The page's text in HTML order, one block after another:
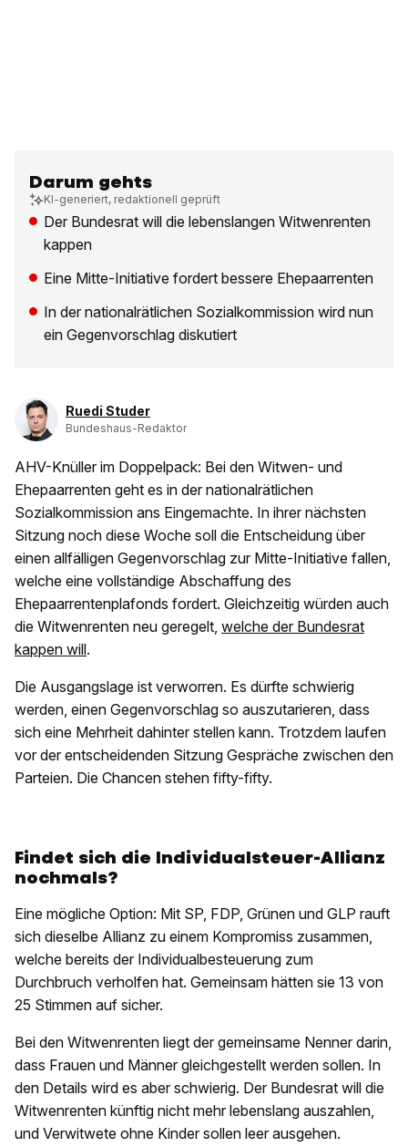
Darum gehts
KI-generiert, redaktionell geprüft
Der Bundesrat will die lebenslangen Witwenrenten
kappen
Eine Mitte-Initiative fordert bessere Ehepaarrenten
In der nationalrätlichen Sozialkommission wird nun
ein Gegenvorschlag diskutiert
Ruedi Studer
Bundeshaus-Redaktor
AHV-Knüller im Doppelpack: Bei den Witwen- und
Ehepaarrenten geht es in der nationalrätlichen
Sozialkommission ans Eingemachte. In ihrer nächsten
Sitzung noch diese Woche soll die Entscheidung über
einen allfälligen Gegenvorschlag zur Mitte-Initiative fallen,
welche eine vollständige Abschaffung des
Ehepaarrentenplafonds fordert. Gleichzeitig würden auch
die Witwenrenten neu geregelt, welche der Bundesrat
kappen will.
Die Ausgangslage ist verworren. Es dürfte schwierig
werden, einen Gegenvorschlag so auszutarieren, dass
sich eine Mehrheit dahinter stellen kann. Trotzdem laufen
vor der entscheidenden Sitzung Gespräche zwischen den
Parteien. Die Chancen stehen fifty-fifty.
Findet sich die Individualsteuer-Allianz
nochmals?
Eine mögliche Option: Mit SP, FDP, Grünen und GLP rauft
sich dieselbe Allianz zu einem Kompromiss zusammen,
welche bereits der Individualbesteuerung zum
Durchbruch verholfen hat. Gemeinsam hätten sie 13 von
25 Stimmen auf sicher.
Bei den Witwenrenten liegt der gemeinsame Nenner darin,
dass Frauen und Männer gleichgestellt werden sollen. In
den Details wird es aber schwierig. Der Bundesrat will die
Witwenrenten künftig nicht mehr lebenslang auszahlen,
und Verwitwete ohne Kinder sollen leer ausgehen.